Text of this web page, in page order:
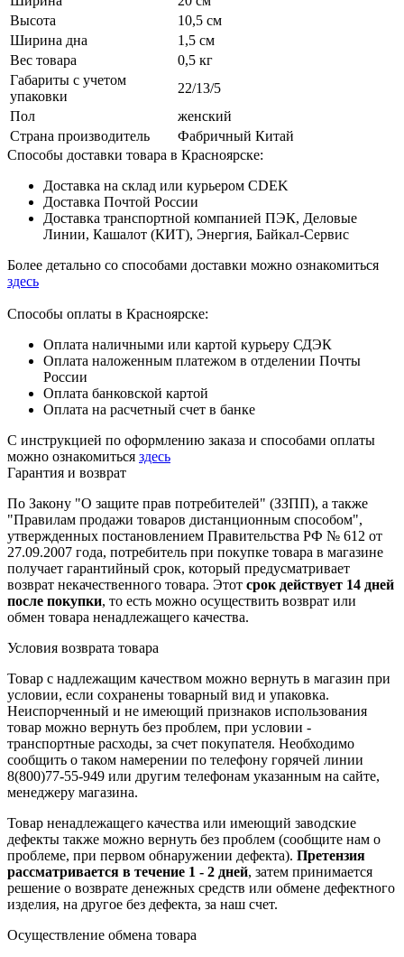
Высота
10,5 см
Ширина дна
1,5 см
Вес товара
0,5 кг
Габариты с учетом
упаковки
22/13/5
Пол
женский
Страна производитель
Фабричный Китай
Способы доставки товара в Красноярске:
Доставка на склад или курьером CDEK
Доставка Почтой России
Доставка транспортной компанией ПЭК, Деловые
Линии, Кашалот (КИТ), Энергия, Байкал-Сервис
Более детально со способами доставки можно ознакомиться
здесь
Способы оплаты в Красноярске:
Оплата наличными или картой курьеру СДЭК
Оплата наложенным платежом в отделении Почты
России
Оплата банковской картой
Оплата на расчетный счет в банке
С инструкцией по оформлению заказа и способами оплаты
можно ознакомиться здесь
Гарантия и возврат
По Закону "О защите прав потребителей" (ЗЗПП), а также
"Правилам продажи товаров дистанционным способом",
утвержденных постановлением Правительства РФ № 612 от
27.09.2007 года, потребитель при покупке товара в магазине
получает гарантийный срок, который предусматривает
возврат некачественного товара. Этот срок действует 14 дней
после покупки, то есть можно осуществить возврат или
обмен товара ненадлежащего качества.
Условия возврата товара
Товар с надлежащим качеством можно вернуть в магазин при
условии, если сохранены товарный вид и упаковка.
Неиспорченный и не имеющий признаков использования
товар можно вернуть без проблем, при условии -
транспортные расходы, за счет покупателя. Необходимо
сообщить о таком намерении по телефону горячей линии
8(800)77-55-949 или другим телефонам указанным на сайте,
менеджеру магазина.
Товар ненадлежащего качества или имеющий заводские
дефекты также можно вернуть без проблем (сообщите нам о
проблеме, при первом обнаружении дефекта). Претензия
рассматривается в течение 1 - 2 дней, затем принимается
решение о возврате денежных средств или обмене дефектного
изделия, на другое без дефекта, за наш счет.
Осуществление обмена товара